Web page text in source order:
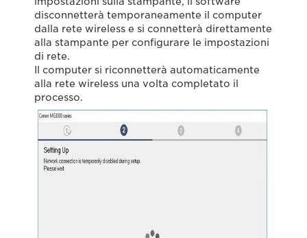
disconnetterà temporaneamente il computer
dalla rete wireless e si connetterà direttamente
alla stampante per configurare le impostazioni
di rete.
Il computer si riconnetterà automaticamente
alla rete wireless una volta completato il
processo.